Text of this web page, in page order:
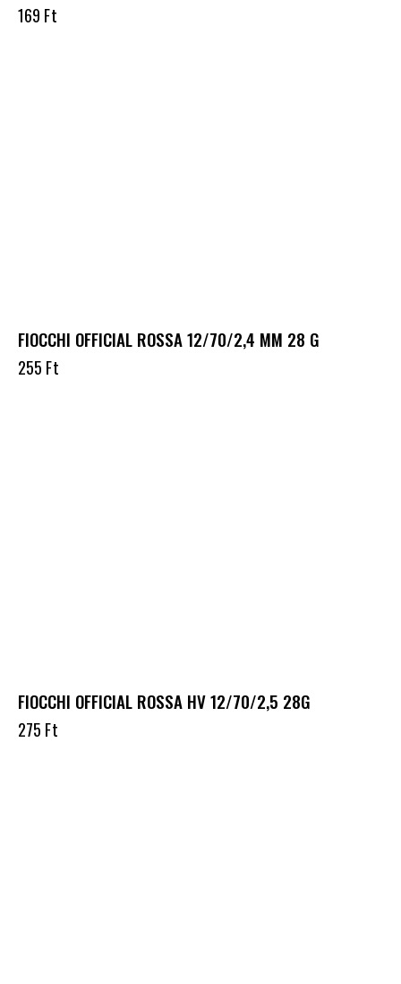
169 Ft
FIOCCHI OFFICIAL ROSSA 12/70/2,4 MM 28 G
255 Ft
FIOCCHI OFFICIAL ROSSA HV 12/70/2,5 28G
275 Ft